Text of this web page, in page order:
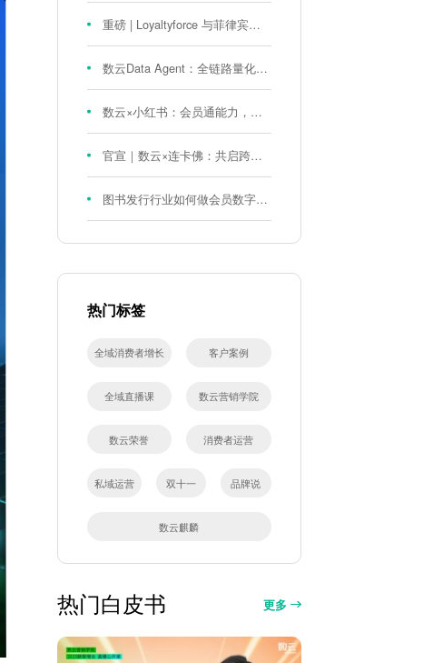
重磅 | Loyaltyforce 与菲律宾零售巨头 SM 集团达成战略合作，携手开启 SMAC 会员数智化运营新征程
数云Data Agent：全链路量化评测体系，炼就零售数据分析精准力
数云×小红书：会员通能力，重磅发布！
官宣｜数云×连卡佛：共启跨境会员运营新征程，重塑消费联结新体验
图书发行行业如何做会员数字化?河南新华书店给打了个样！
热门标签
全域消费者增长 客户案例
全域直播课 数云营销学院
数云荣誉 消费者运营
私域运营 双十一 品牌说
数云麒麟
热门白皮书 更多